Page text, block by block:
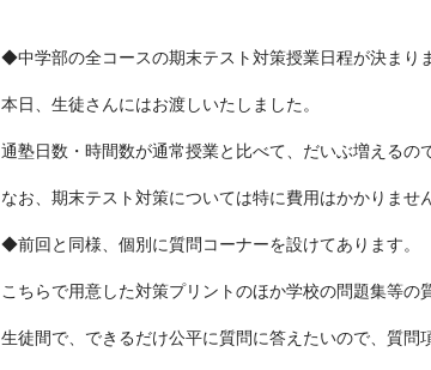
◆中学部の全コースの期末テスト対策授業日程が決まり
本日、生徒さんにはお渡しいたしました。
通塾日数・時間数が通常授業と比べて、だいぶ増えるの
なお、期末テスト対策については特に費用はかかりませ
◆前回と同様、個別に質問コーナーを設けてあります。
こちらで用意した対策プリントのほか学校の問題集等の
生徒間で、できるだけ公平に質問に答えたいので、質問